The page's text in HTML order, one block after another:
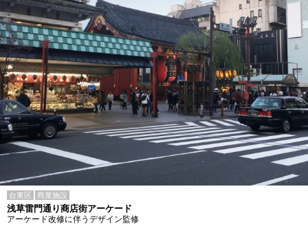
台東区 商業施設
浅草雷門通り商店街アーケード
アーケード改修に伴うデザイン監修